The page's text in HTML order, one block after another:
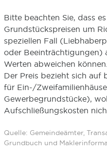
Bitte beachten Sie, dass
Grundstückspreisen um
speziellen Fall
oder Beeinträchtigungen)
Werten abweichen können.
Der Preis bezieht sich auf
für Ein-/
Gewerbegrundstücke),
Aufschließungskosten
Quelle: Gemeindeämter,
Grundbuch und